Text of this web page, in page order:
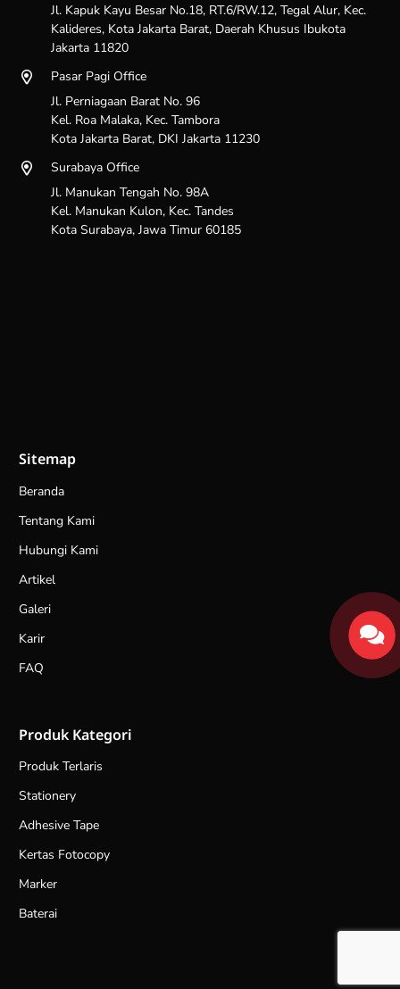
Jl. Kapuk Kayu Besar No.18, RT.6/RW.12, Tegal Alur, Kec.
Kalideres, Kota Jakarta Barat, Daerah Khusus Ibukota
Jakarta 11820
Pasar Pagi Office
Jl. Perniagaan Barat No. 96
Kel. Roa Malaka, Kec. Tambora
Kota Jakarta Barat, DKI Jakarta 11230
Surabaya Office
Jl. Manukan Tengah No. 98A
Kel. Manukan Kulon, Kec. Tandes
Kota Surabaya, Jawa Timur 60185
Sitemap
Beranda
Tentang Kami
Hubungi Kami
Artikel
Galeri
Karir
FAQ
Produk Kategori
Produk Terlaris
Stationery
Adhesive Tape
Kertas Fotocopy
Marker
Baterai